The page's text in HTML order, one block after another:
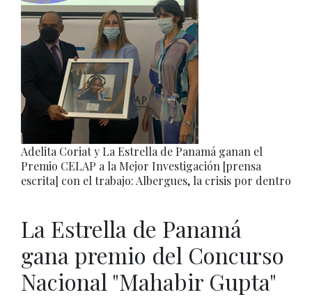
Adelita Coriat y La Estrella de Panamá ganan el
Premio CELAP a la Mejor Investigación [prensa
escrita] con el trabajo: Albergues, la crisis por dentro
La Estrella de Panamá
gana premio del Concurso
Nacional "Mahabir Gupta"